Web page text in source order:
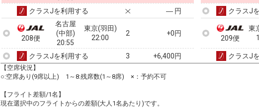
クラスJを利用する ― 円
208便
名古屋
(中部)
20:55
東京(羽田)
22:00
2 +0円
クラスJを利用する 3 +6,400円
クラスJ
209便
東
クラスJ
【空席状況】
○:空席あり(9席以上) 1～8:残席数(1～8席) ×：予約不可
【フライト差額/1名】
現在選択中のフライトからの差額(大人1名あたり)です。